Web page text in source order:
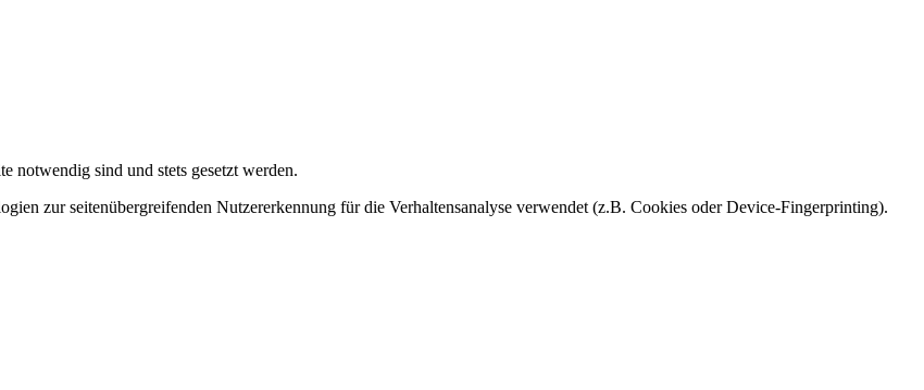
notwendig sind und stets gesetzt werden.
zur seitenübergreifenden Nutzererkennung für die Verhaltensanalyse verwendet (z.B. Cookies oder Device-Fingerprinting).